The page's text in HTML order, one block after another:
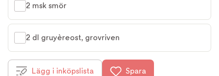
2 msk smör
2 dl gruyèreost, grovriven
Lägg i inköpslista Spara